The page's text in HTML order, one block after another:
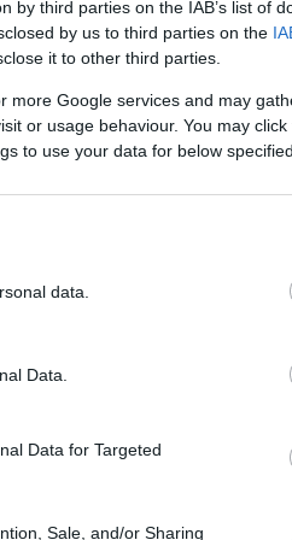
by third parties on the IAB’s list of
by us to third parties on the
it to other third parties.
more Google services and may
or usage behaviour. You may
to use your data for below
data.
Data.
Data for Targeted
Sale, and/or Sharing
αποτροπής
να
ενώ η
αύξησαν τις
από
βιομηχανικό
στο
21:11
21:01